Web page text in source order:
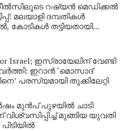
റീൽസിലൂടെ റഷ്യൻ മെഡിക്കൽ
മലയാളി ദമ്പതികൾ
കോടികൾ തട്ടിയതായി
Israel; ഇസ്രായേലിന് വേണ്ടി
ഇറാൻ ‘മൊസാദ്
പരസ്യമായി തൂക്കിലേറ്റി
മുൻപ് പുഴയിൽ ചാടി
വിശ്വസിപ്പിച്ച് മുങ്ങിയ യുവതി